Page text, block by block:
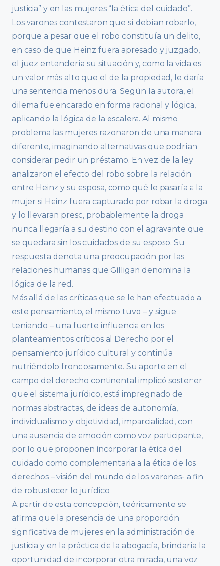
justicia” y en las mujeres “la ética del cuidado”.
Los varones contestaron que sí debían robarlo,
porque a pesar que el robo constituía un delito,
en caso de que Heinz fuera apresado y juzgado,
el juez entendería su situación y, como la vida es
un valor más alto que el de la propiedad, le daría
una sentencia menos dura. Según la autora, el
dilema fue encarado en forma racional y lógica,
aplicando la lógica de la escalera. Al mismo
problema las mujeres razonaron de una manera
diferente, imaginando alternativas que podrían
considerar pedir un préstamo. En vez de la ley
analizaron el efecto del robo sobre la relación
entre Heinz y su esposa, como qué le pasaría a la
mujer si Heinz fuera capturado por robar la droga
y lo llevaran preso, probablemente la droga
nunca llegaría a su destino con el agravante que
se quedara sin los cuidados de su esposo. Su
respuesta denota una preocupación por las
relaciones humanas que Gilligan denomina la
lógica de la red.
Más allá de las críticas que se le han efectuado a
este pensamiento, el mismo tuvo – y sigue
teniendo – una fuerte influencia en los
planteamientos críticos al Derecho por el
pensamiento jurídico cultural y continúa
nutriéndolo frondosamente. Su aporte en el
campo del derecho continental implicó sostener
que el sistema jurídico, está impregnado de
normas abstractas, de ideas de autonomía,
individualismo y objetividad, imparcialidad, con
una ausencia de emoción como voz participante,
por lo que proponen incorporar la ética del
cuidado como complementaria a la ética de los
derechos – visión del mundo de los varones- a fin
de robustecer lo jurídico.
A partir de esta concepción, teóricamente se
afirma que la presencia de una proporción
significativa de mujeres en la administración de
justicia y en la práctica de la abogacía, brindaría la
oportunidad de incorporar otra mirada, una voz